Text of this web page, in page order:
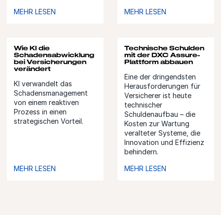
MEHR LESEN
MEHR LESEN
Wie KI die
Schadensabwicklung
bei Versicherungen
verändert
KI verwandelt das
Schadensmanagement
von einem reaktiven
Prozess in einen
strategischen Vorteil.
MEHR LESEN
Technische Schulden
mit der DXC Assure-
Plattform abbauen
Eine der dringendsten
Herausforderungen für
Versicherer ist heute
technischer
Schuldenaufbau – die
Kosten zur Wartung
veralteter Systeme, die
Innovation und Effizienz
behindern.
MEHR LESEN